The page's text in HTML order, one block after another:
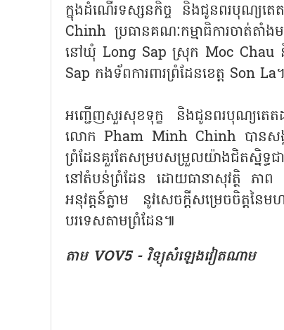
ក្នុងដំណើរទស្សនកិច្ច និងជូនពរបុណ្យត
Chinh ប្រធានគណៈកម្មាធិការចាត់
នៅឃុំ Long Sap ស្រុក Moc Chau និង
Sap កងទ័ពការពារព្រំដែនខេត្ត Son La។
អញ្ជើញសួរសុខទុក្ខ និងជូនពរបុណ្យតេត
លោក Pham Minh Chinh បានសង្កត់
ព្រំដែនគួរតែសម្របសម្រួលយ៉ាងជិតស្និទ្ធ
នៅតំបន់ព្រំដែន ដោយធានាសុវត្ថិ ភាព
អនុវត្តន៍ភ្លាម នូវសេចក្តីសម្រេចចិត្ត
បរទេសតាមព្រំដែន៕
តាម VOV5 - វិទ្យុសំឡេងវៀតណាម